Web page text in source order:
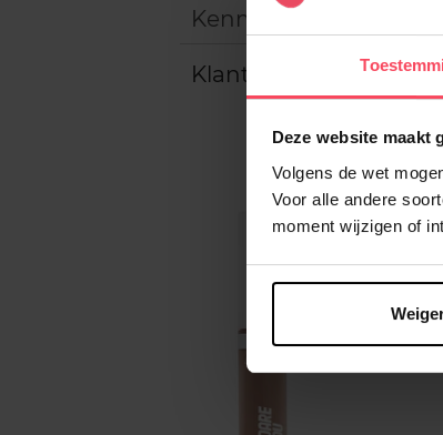
Deze website maakt
Volgens de wet
Voor alle andere
moment wijzigen of
Kenmerken
Klantereview